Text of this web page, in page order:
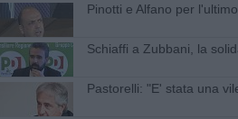
Pinotti e Alfano per
Schiaffi a Zubbani, la
Pastorelli: "E' stata una